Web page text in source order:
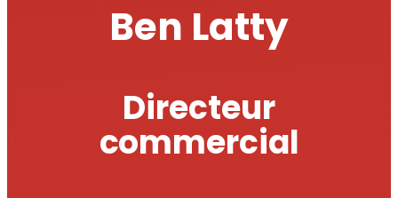
Ben Latty
Directeur
commercial